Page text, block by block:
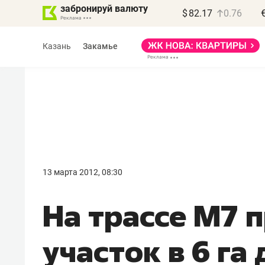
забронируй валюту $ 82.17 0.76
Казань Закамье
13 марта 2012, 08:30
На трассе М7
участок в 6 га
правил, бизнес может
потерять минимум